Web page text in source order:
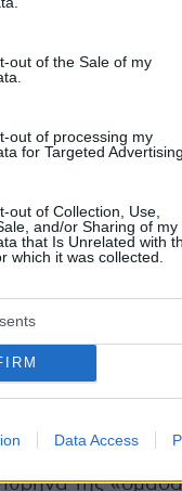
to Google and its
below specified purposes
out of the Sale of my
out of processing my
for Targeted Advertising.
out of Collection, Use,
and/or Sharing of my
that Is Unrelated with
which it was collected.
Data Access
σύμφωνα με
ο ΣΥΡΙΖΑ χάσει
την σημερινή
αυτομάτως
της
περιορίζοντας
του κ.
Παππά»
εσωκομματικά,
της